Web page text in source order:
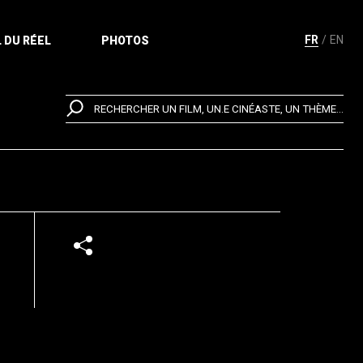
FR EN
DU RÉEL PHOTOS
RECHERCHER UN FILM, UN.E CINÉASTE, UN THÈME...